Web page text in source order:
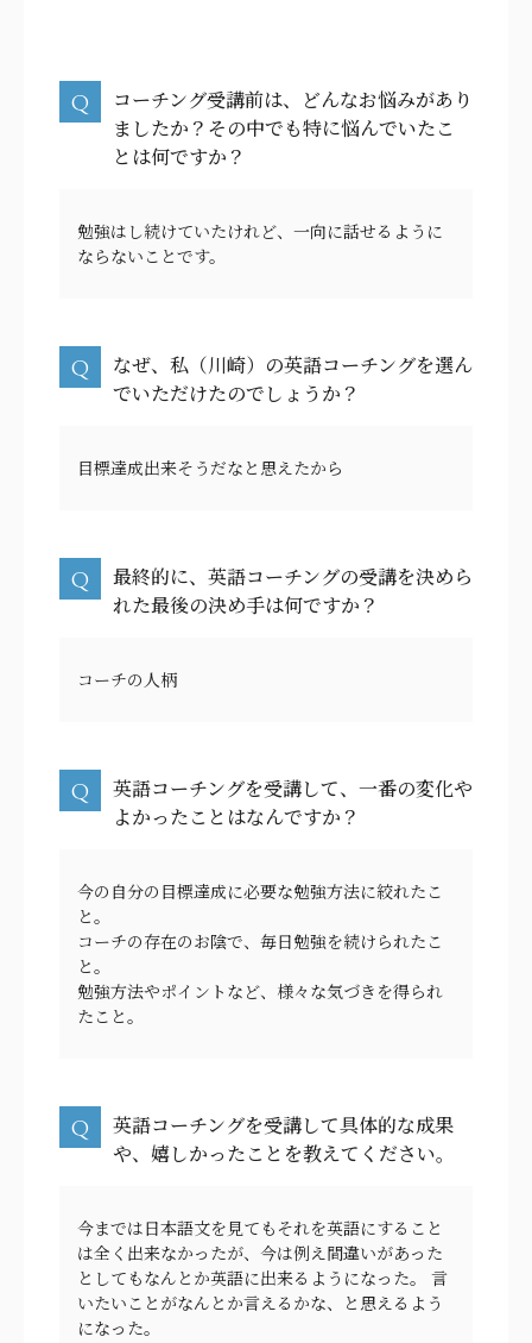
コーチング受講前は、どんなお悩みがあり
ましたか？その中でも特に悩んでいたこ
とは何ですか？
勉強はし続けていたけれど、一向に話せるように
ならないことです。
なぜ、私（川崎）の英語コーチングを選ん
でいただけたのでしょうか？
目標達成出来そうだなと思えたから
最終的に、英語コーチングの受講を決めら
れた最後の決め手は何ですか？
コーチの人柄
英語コーチングを受講して、一番の変化や
よかったことはなんですか？
今の自分の目標達成に必要な勉強方法に絞れたこ
と。
コーチの存在のお陰で、毎日勉強を続けられたこ
と。
勉強方法やポイントなど、様々な気づきを得られ
たこと。
英語コーチングを受講して具体的な成果
や、嬉しかったことを教えてください。
今までは日本語文を見てもそれを英語にすること
は全く出来なかったが、今は例え間違いがあった
としてもなんとか英語に出来るようになった。 言
いたいことがなんとか言えるかな、と思えるよう
になった。